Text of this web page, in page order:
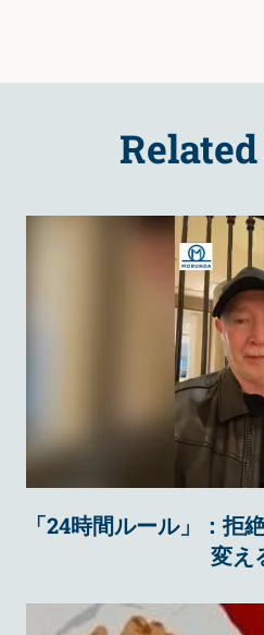
「24時間ルール」：拒
変え